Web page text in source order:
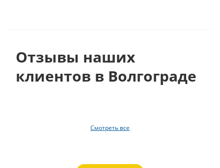
Отзывы наших
клиентов в Волгограде
Смотреть все